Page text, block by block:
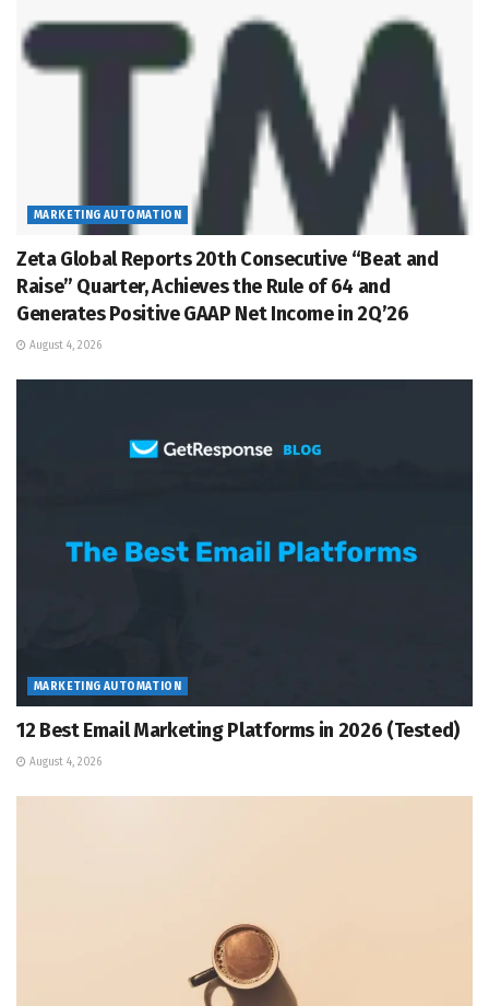
MARKETING AUTOMATION
Zeta Global Reports 20th Consecutive “Beat and
Raise” Quarter, Achieves the Rule of 64 and
Generates Positive GAAP Net Income in 2Q’26
August 4, 2026
MARKETING AUTOMATION
12 Best Email Marketing Platforms in 2026 (Tested)
August 4, 2026